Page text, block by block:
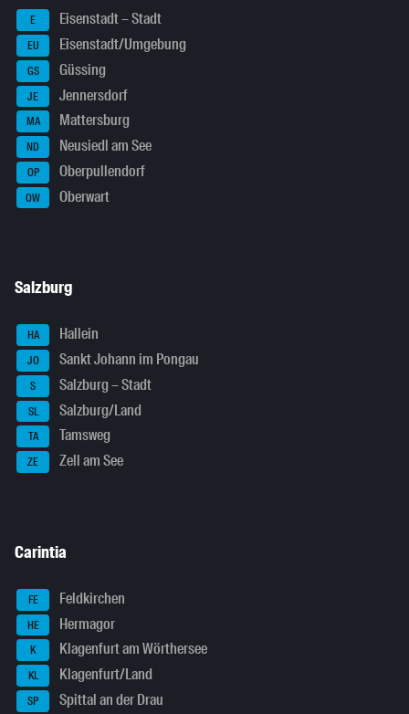
E Eisenstadt – Stadt
EU Eisenstadt/Umgebung
GS Güssing
JE Jennersdorf
MA Mattersburg
ND Neusiedl am See
OP Oberpullendorf
OW Oberwart
Salzburg
HA Hallein
JO Sankt Johann im Pongau
S Salzburg – Stadt
SL Salzburg/Land
TA Tamsweg
ZE Zell am See
Carintia
FE Feldkirchen
HE Hermagor
K Klagenfurt am Wörthersee
KL Klagenfurt/Land
SP Spittal an der Drau